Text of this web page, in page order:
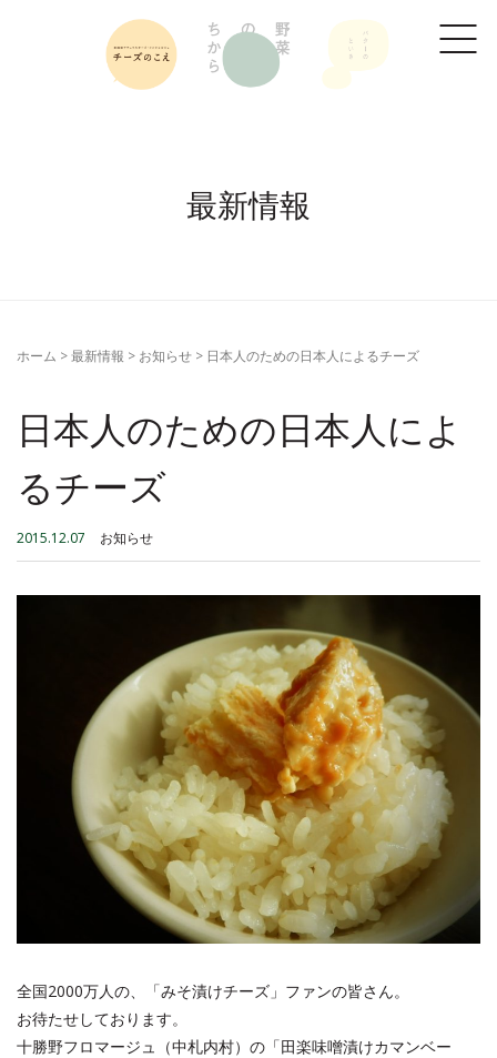
最新情報
ホーム >最新情報 > お知らせ > 日本人のための日本人によるチーズ
日本人のための日本人によ
るチーズ
2015.12.07 お知らせ
全国2000万人の、「みそ漬けチーズ」ファンの皆さん。
お待たせしております。
十勝野フロマージュ（中札内村）の「田楽味噌漬けカマンベー